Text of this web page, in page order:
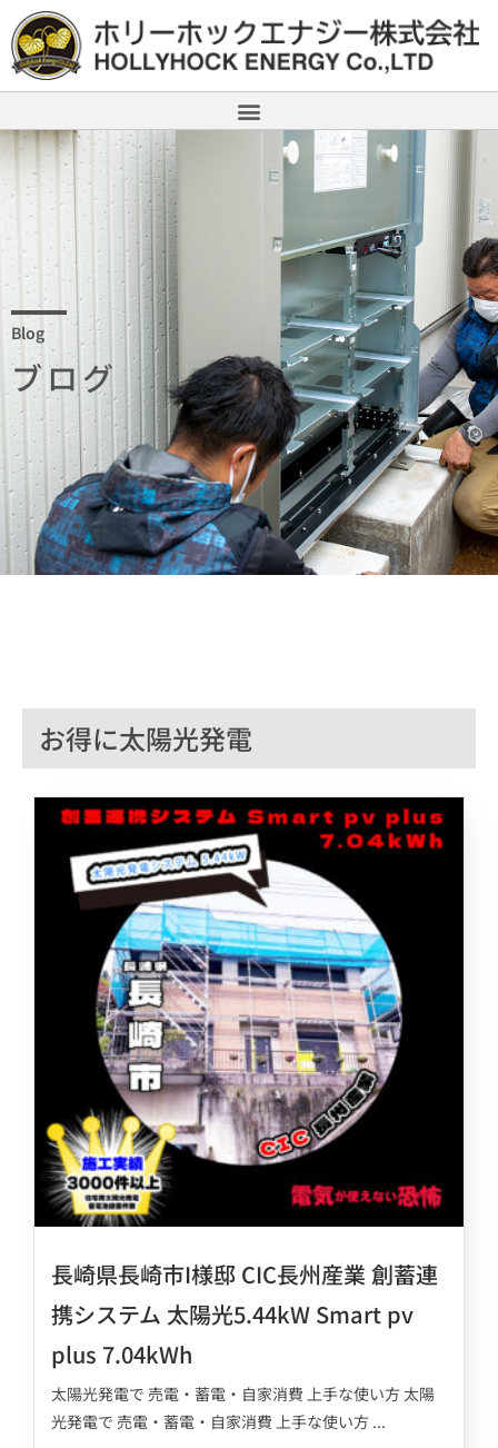
Blog
ブログ
お得に太陽光発電
長崎県長崎市I様邸 CIC長州産業 創蓄連
携システム 太陽光5.44kW Smart pv
plus 7.04kWh
太陽光発電で 売電・蓄電・自家消費 上手な使い方 太陽
光発電で 売電・蓄電・自家消費 上手な使い方 ...